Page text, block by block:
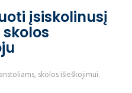
įsiskolinusį
skolos išieškojimui.